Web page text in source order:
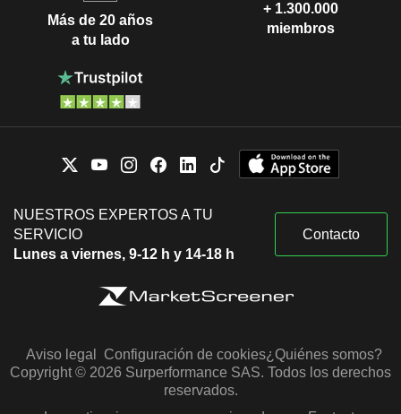
Más de 20 años
a tu lado
+ 1.300.000
miembros
NUESTROS EXPERTOS A TU
SERVICIO
Lunes a viernes, 9-12 h y 14-18 h
Contacto
Aviso legal Configuración de cookies¿Quiénes somos?
Copyright © 2026 Surperformance SAS. Todos los derechos
reservados.